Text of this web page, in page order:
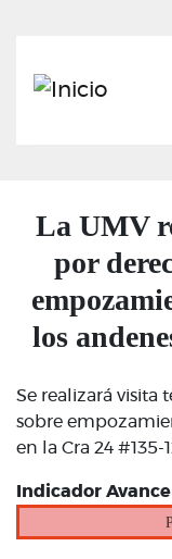
La UMV
por
los
Se realizará visita
sobre
en la Cra 24 #135-
Indicador Avance